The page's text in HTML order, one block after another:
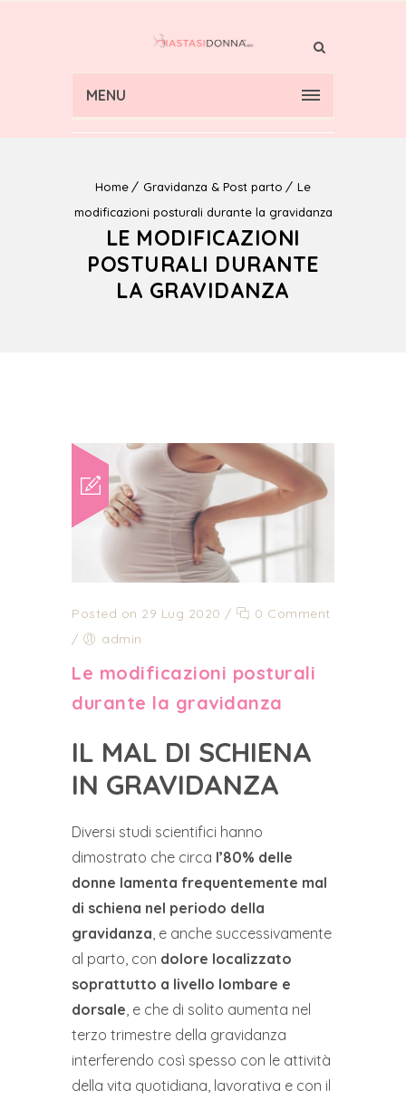
MENU
Home Gravidanza & Post parto
Le
modificazioni posturali durante la gravidanza
LE MODIFICAZIONI
POSTURALI DURANTE
LA GRAVIDANZA
Posted on 29 Lug 2020 /
0 Comment
/
admin
Le modificazioni posturali
durante la gravidanza
IL MAL DI SCHIENA
IN GRAVIDANZA
Diversi studi scientifici hanno
dimostrato che circa l’80% delle
donne lamenta frequentemente mal
di schiena nel periodo della
gravidanza , e anche successivamente
al parto, con dolore localizzato
soprattutto a livello lombare e
dorsale , e che di solito aumenta nel
terzo trimestre della gravidanza
interferendo così spesso con le attività
della vita quotidiana, lavorativa e con il